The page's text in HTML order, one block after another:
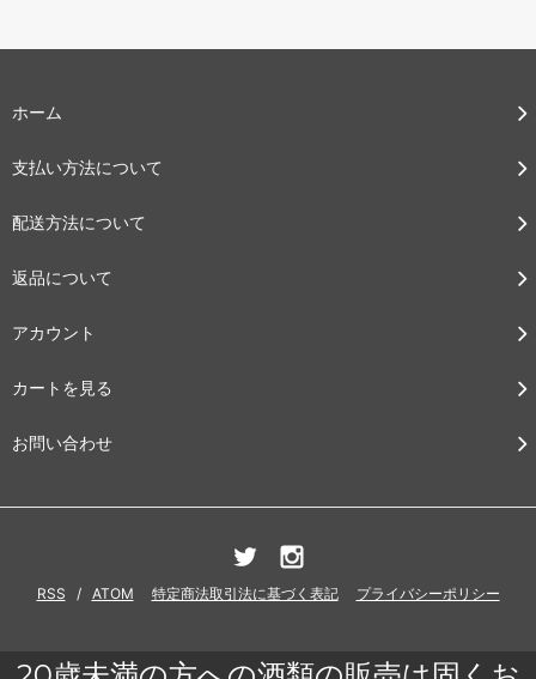
ホーム
支払い方法について
配送方法について
返品について
アカウント
カートを見る
お問い合わせ
RSS / ATOM 特定商法取引法に基づく表記 プライバシーポリシー